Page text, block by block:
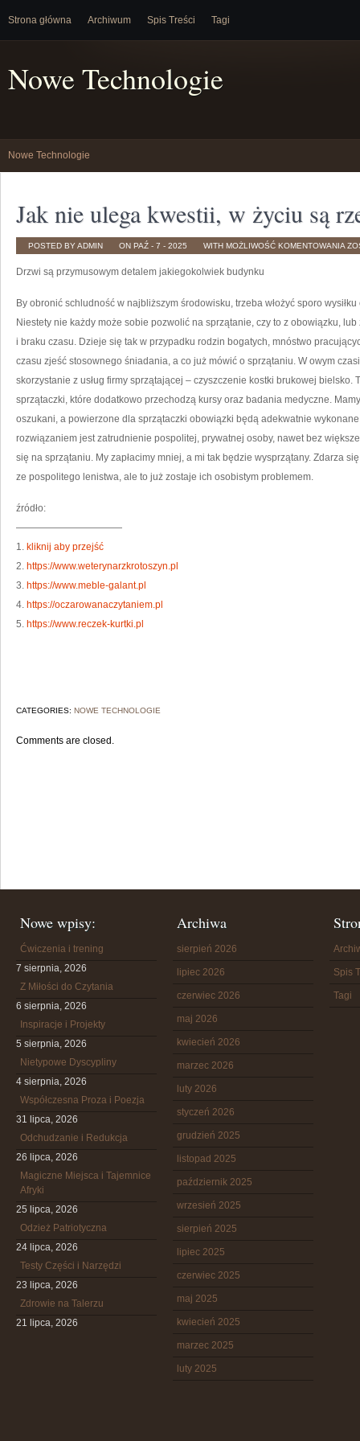
Strona główna Archiwum Spis Treści Tagi
Nowe Technologie
Nowe Technologie
Jak nie ulega kwestii, w życiu są
POSTED BY ADMIN ON PAŹ - 7 - 2025 WITH MOŻLIWOŚĆ KOMENTOWANIA
NIE
SĄ
Drzwi są przymusowym detalem jakiegokolwiek budynku
By obronić schludność w najbliższym środowisku, trzeba włożyć sporo
Niestety nie każdy może sobie pozwolić na sprzątanie, czy to z obowiązku,
i braku czasu. Dzieje się tak w przypadku rodzin bogatych, mnóstwo
czasu zjeść stosownego śniadania, a co już mówić o sprzątaniu. W owym
skorzystanie z usług firmy sprzątającej – czyszczenie kostki brukowej
sprzątaczki, które dodatkowo przechodzą kursy oraz badania medyczne.
oszukani, a powierzone dla sprzątaczki obowiązki będą adekwatnie
rozwiązaniem jest zatrudnienie pospolitej, prywatnej osoby, nawet bez
się na sprzątaniu. My zapłacimy mniej, a mi tak będzie wysprzątany. Zdarza
ze pospolitego lenistwa, ale to już zostaje ich osobistym problemem.
źródło:
———————————
1. kliknij aby przejść
2. https://www.weterynarzkrotoszyn.pl
3. https://www.meble-galant.pl
4. https://oczarowanaczytaniem.pl
5. https://www.reczek-kurtki.pl
CATEGORIES: NOWE TECHNOLOGIE
Comments are closed.
Nowe wpisy:
Ćwiczenia i trening
7 sierpnia, 2026
Z Miłości do Czytania
6 sierpnia, 2026
Inspiracje i Projekty
5 sierpnia, 2026
Nietypowe Dyscypliny
4 sierpnia, 2026
Współczesna Proza i Poezja
31 lipca, 2026
Odchudzanie i Redukcja
26 lipca, 2026
Magiczne Miejsca i Tajemnice
Afryki
25 lipca, 2026
Odzież Patriotyczna
24 lipca, 2026
Testy Części i Narzędzi
23 lipca, 2026
Zdrowie na Talerzu
21 lipca, 2026
Archiwa
sierpień 2026
lipiec 2026
czerwiec 2026
maj 2026
kwiecień 2026
marzec 2026
luty 2026
styczeń 2026
grudzień 2025
listopad 2025
październik 2025
wrzesień 2025
sierpień 2025
lipiec 2025
czerwiec 2025
maj 2025
kwiecień 2025
marzec 2025
luty 2025
Spis
Tagi